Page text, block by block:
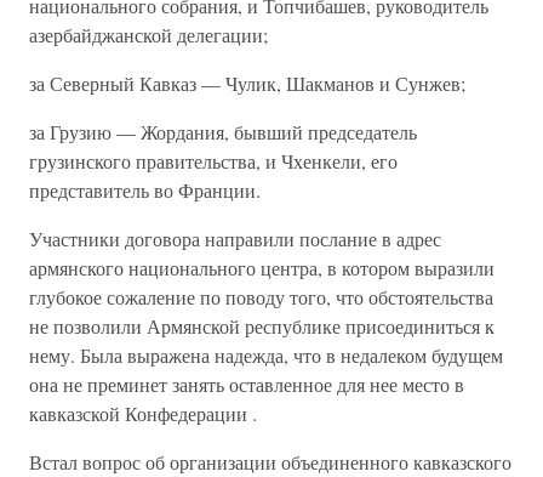
национального собрания, и Топчибашев, руководитель
азербайджанской делегации;
за Северный Кавказ — Чулик, Шакманов и Сунжев;
за Грузию — Жордания, бывший председатель
грузинского правительства, и Чхенкели, его
представитель во Франции.
Участники договора направили послание в адрес
армянского национального центра, в котором выразили
глубокое сожаление по поводу того, что обстоятельства
не позволили Армянской республике присоединиться к
нему. Была выражена надежда, что в недалеком будущем
она не преминет занять оставленное для нее место в
кавказской Конфедерации .
Встал вопрос об организации объединенного кавказского